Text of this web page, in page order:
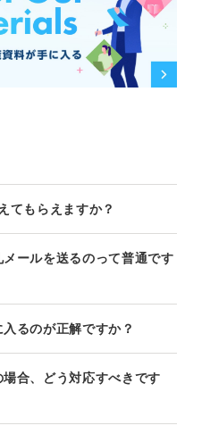
てもらえますか？
ールを送るのって普通です
るのが正解ですか？
合、どう対応すべきです